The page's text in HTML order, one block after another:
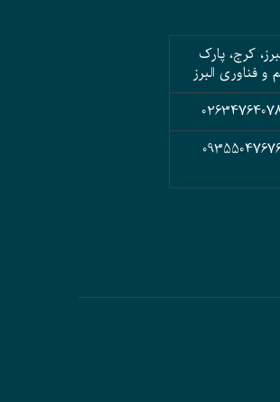
کرج، پارک
و فناوری البرز